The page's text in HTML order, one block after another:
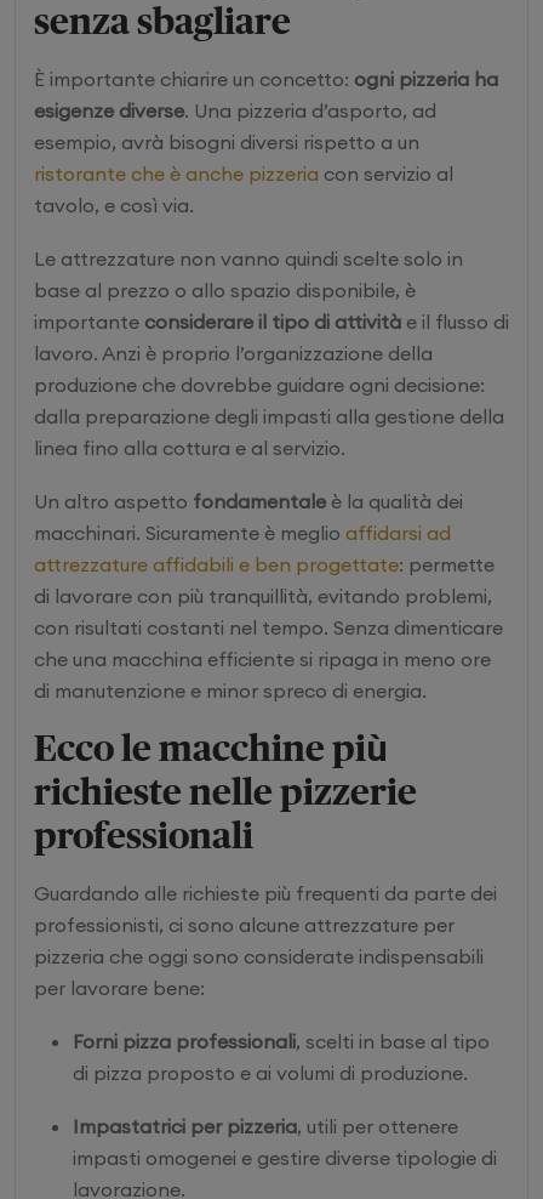
senza sbagliare
È importante chiarire un concetto: ogni pizzeria ha
esigenze diverse. Una pizzeria d’asporto, ad
esempio, avrà bisogni diversi rispetto a un
ristorante che è anche pizzeria con servizio al
tavolo, e così via.
Le attrezzature non vanno quindi scelte solo in
base al prezzo o allo spazio disponibile, è
importante considerare il tipo di attività e il flusso di
lavoro. Anzi è proprio l’organizzazione della
produzione che dovrebbe guidare ogni decisione:
dalla preparazione degli impasti alla gestione della
linea fino alla cottura e al servizio.
Un altro aspetto fondamentale è la qualità dei
macchinari. Sicuramente è meglio affidarsi ad
attrezzature affidabili e ben progettate: permette
di lavorare con più tranquillità, evitando problemi,
con risultati costanti nel tempo. Senza dimenticare
che una macchina efficiente si ripaga in meno ore
di manutenzione e minor spreco di energia.
Ecco le macchine più
richieste nelle pizzerie
professionali
Guardando alle richieste più frequenti da parte dei
professionisti, ci sono alcune attrezzature per
pizzeria che oggi sono considerate indispensabili
per lavorare bene:
Forni pizza professionali, scelti in base al tipo
di pizza proposto e ai volumi di produzione.
Impastatrici per pizzeria, utili per ottenere
impasti omogenei e gestire diverse tipologie di
lavorazione.